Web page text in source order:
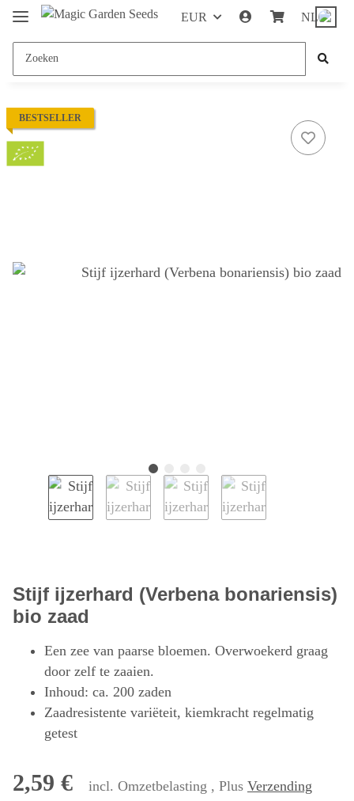
EUR NL
BESTSELLER
Stijf ijzerhard (Verbena bonariensis)
bio zaad
Een zee van paarse bloemen. Overwoekerd graag
door zelf te zaaien.
Inhoud: ca. 200 zaden
Zaadresistente variëteit, kiemkracht regelmatig
getest
2,59 € incl. Omzetbelasting , Plus Verzending